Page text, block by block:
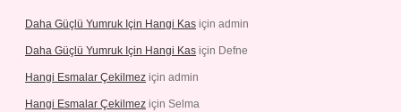
Daha Güçlü Yumruk Için Hangi Kas için admin
Daha Güçlü Yumruk Için Hangi Kas için Defne
Hangi Esmalar Çekilmez için admin
Hangi Esmalar Çekilmez için Selma